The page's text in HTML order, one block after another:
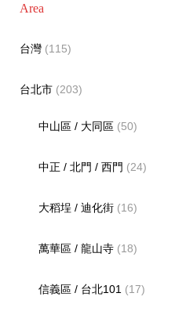
Area
台灣(115)
台北市(203)
中山區 / 大同區 (50)
中正 / 北門 / 西門 (24)
大稻埕 / 迪化街 (16)
萬華區 / 龍山寺 (18)
信義區 / 台北101 (17)